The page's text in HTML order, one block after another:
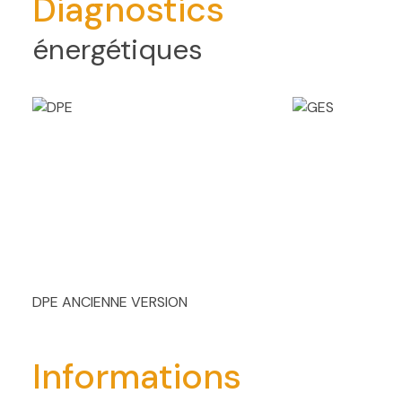
Diagnostics
énergétiques
DPE ANCIENNE VERSION
Informations